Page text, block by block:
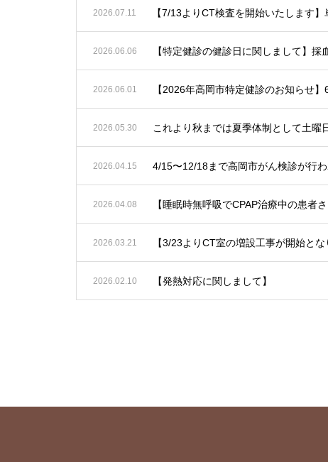
2026.07.11
2026.06.06 【特定健診の健診日に関しまして】
2026.06.01
2026.05.30
2026.04.15 4/15〜12/18まで高岡市がん検診が行
2026.04.08
2026.03.21 【3/23よりCT室の増設工事が開始と
2026.02.10 【発熱対応に関しまして】